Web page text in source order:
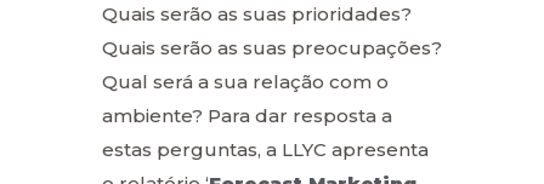
Quais serão as suas prioridades?
Quais serão as suas preocupações?
Qual será a sua relação com o
ambiente? Para dar resposta a
estas perguntas, a LLYC apresenta